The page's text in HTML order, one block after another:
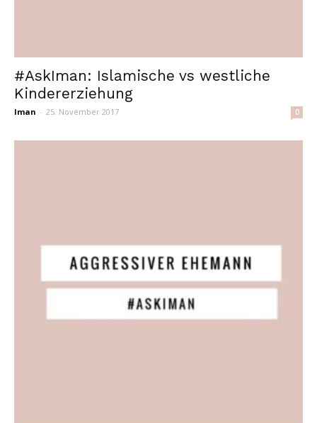
#AskIman: Islamische vs westliche
Kindererziehung
Iman - 25. November 2017 0